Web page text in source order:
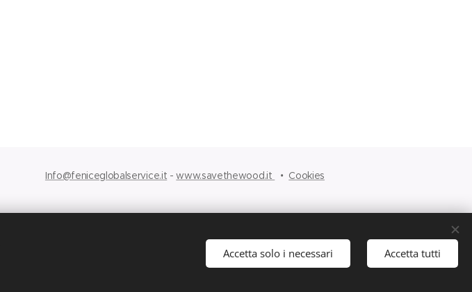
Info@feniceglobalservice.it -www.savethewood.it Cookies
Accetta solo i necessari Accetta tutti